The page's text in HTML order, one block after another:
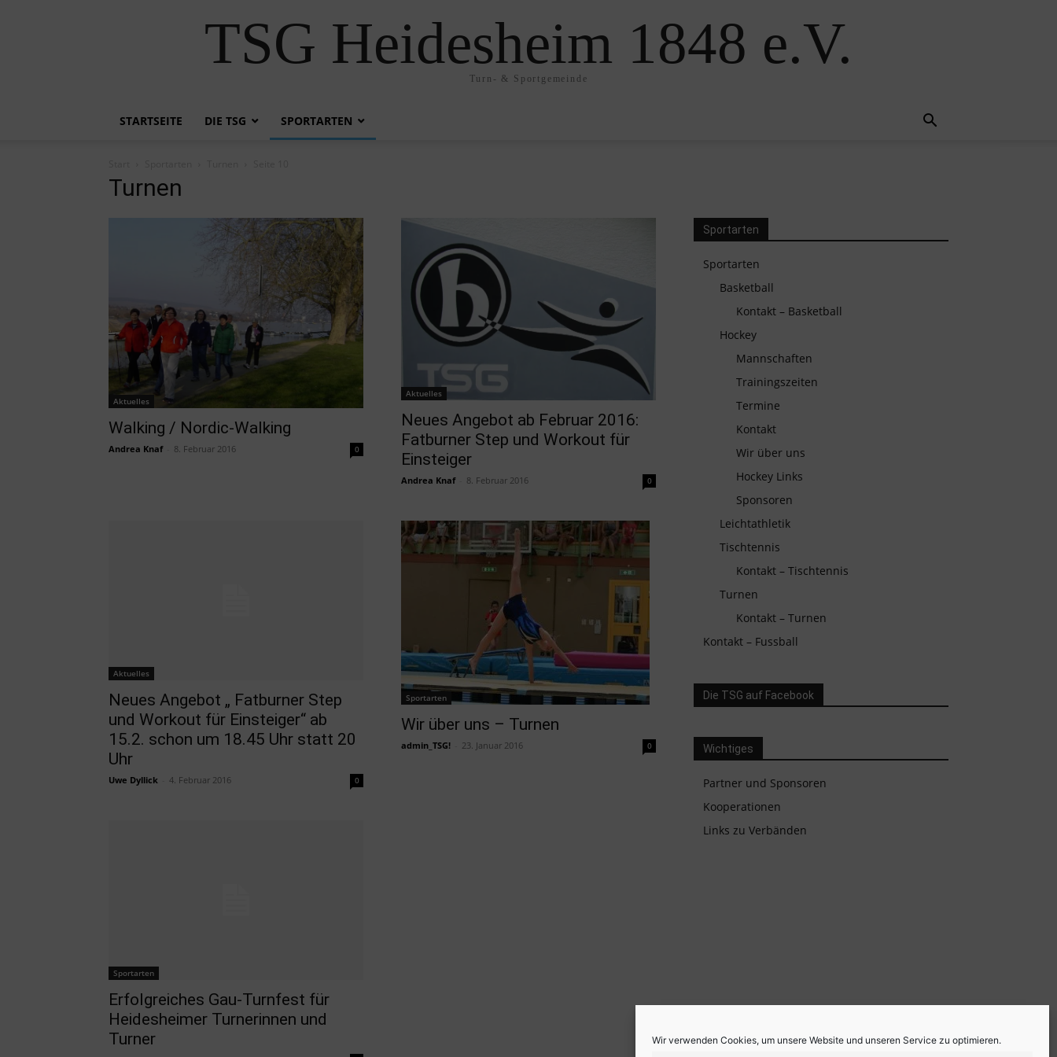
Wir verwenden Cookies, um unsere Website und unseren Service zu optimieren.
TSG Heidesheim 1848 e.V.
Turn- & Sportgemeinde
STARTSEITE DIE TSG SPORTARTEN
Turnen
Aktuelles
Walking / Nordic-Walking
Andrea Knaf 8. Februar 2016 0
Aktuelles
Neues Angebot ab Februar 2016:
Fatburner Step und Workout für
Einsteiger
Andrea Knaf 8. Februar 2016 0
Aktuelles
Neues Angebot „ Fatburner Step
und Workout für Einsteiger“ ab
15.2. schon um 18.45 Uhr statt 20
Uhr
Uwe Dyllick 4. Februar 2016 0
Sportarten
Wir über uns – Turnen
admin_TSG! 23. Januar 2016 0
Sportarten
Erfolgreiches Gau-Turnfest für
Heidesheimer Turnerinnen und
Turner
Sportarten
Sportarten
Basketball
Kontakt – Basketball
Hockey
Mannschaften
Trainingszeiten
Termine
Kontakt
Wir über uns
Hockey Links
Sponsoren
Leichtathletik
Tischtennis
Kontakt – Tischtennis
Turnen
Kontakt – Turnen
Kontakt – Fussball
Die TSG auf Facebook
Wichtiges
Partner und Sponsoren
Kooperationen
Links zu Verbänden